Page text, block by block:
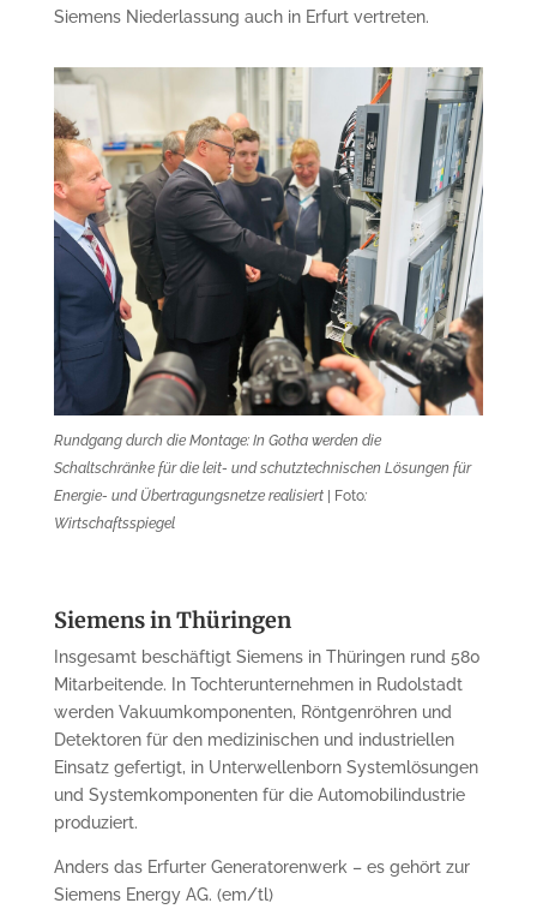
Siemens Niederlassung auch in Erfurt vertreten.
Rundgang durch die Montage: In Gotha werden die
Schaltschränke für die leit- und schutztechnischen Lösungen für
Energie- und Übertragungsnetze realisiert | Foto:
Wirtschaftsspiegel
Siemens in Thüringen
Insgesamt beschäftigt Siemens in Thüringen rund 580
Mitarbeitende. In Tochterunternehmen in Rudolstadt
werden Vakuumkomponenten, Röntgenröhren und
Detektoren für den medizinischen und industriellen
Einsatz gefertigt, in Unterwellenborn Systemlösungen
und Systemkomponenten für die Automobilindustrie
produziert.
Anders das Erfurter Generatorenwerk – es gehört zur
Siemens Energy AG. (em/tl)